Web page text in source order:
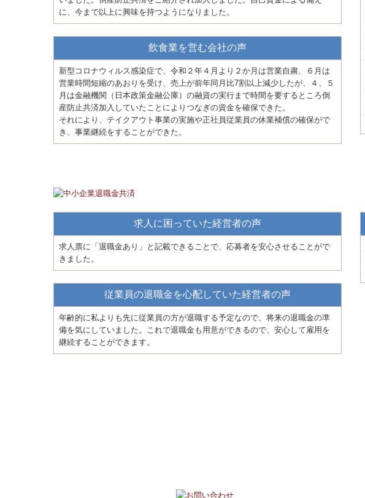
に、今まで以上に興味を持つようになりました。
飲食業を営む会社の声
新型コロナウィルス感染症で、令和２年４月より２か月は営業自粛、６月は
営業時間短縮のあおりを受け、売上が前年同月比7割以上減少したが、４、５
月は金融機関（日本政策金融公庫）の融資の実行まで時間を要するところ倒
産防止共済加入していたことによりつなぎの資金を確保できた。
それにより、テイクアウト事業の実施や正社員従業員の休業補償の確保がで
き、事業継続をすることができた。
求人に困っていた経営者の声
求人票に「退職金あり」と記載できることで、応募者を安心させることがで
きました。
従業員の退職金を心配していた経営者の声
年齢的に私よりも先に従業員の方が退職する予定なので、将来の退職金の準
備を気にしていました。これで退職金も用意ができるので、安心して雇用を
継続することができます。